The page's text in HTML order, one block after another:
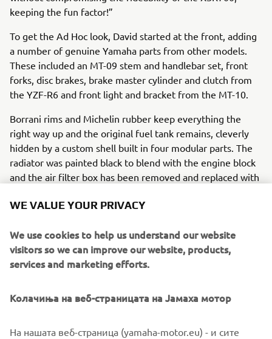
keeping the fun factor!”
To get the Ad Hoc look, David started at the front, adding
a number of genuine Yamaha parts from other models.
These included an MT-09 stem and handlebar set, front
forks, disc brakes, brake master cylinder and clutch from
the YZF-R6 and front light and bracket from the MT-10.
Borrani rims and Michelin rubber keep everything the
right way up and the original fuel tank remains, cleverly
hidden by a custom shell built in four modular parts. The
radiator was painted black to blend with the engine block
and the air filter box has been removed and replaced with
rather more aggressive sounding full SC Project system
and a rear subframe is custom made to bolt on, allowing
access to tools and battery. Ride height gets a lift by
sleeves incorporate the front turn signal and the bike is
colours, given a modern, light-hearted twist to stand out.
WE VALUE YOUR PRIVACY
We use cookies to help us understand our website
visitors so we can improve our website, products,
services and marketing efforts.
Колачиња на веб-страницата на Јамаха мотор
На нашата веб-страница (yamaha-motor.eu) - и сите